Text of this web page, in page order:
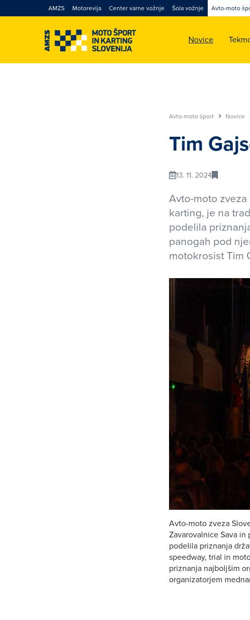
AMZS Motorevija Center varne vožnje Šola vožnje Avto-moto
Novice
Avto-moto šport Novice
Tim
13. 11. 2024
Avto-moto
karting, je na
podelila
panogah pod
motokrosist Tim
Avto-moto zveza
Zavarovalnice Sava
podelila priznanja
speedway, trial in
priznanja najboljšim
organizatorjem